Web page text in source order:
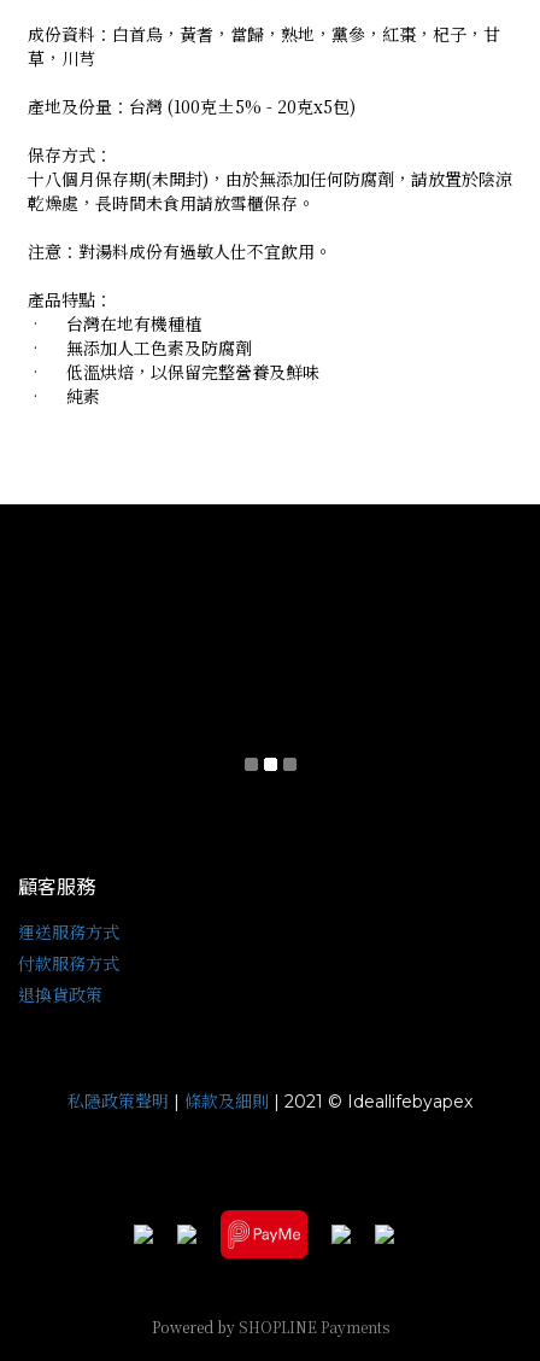
成份資料：白首烏，黃耆，當歸，熟地，黨參，紅棗，杞子，甘
草，川芎
產地及份量：台灣 (100克±5% - 20克x5包)
保存方式：
十八個月保存期(未開封)，由於無添加任何防腐劑，請放置於陰涼
乾燥處，長時間未食用請放雪櫃保存。
注意：對湯料成份有過敏人仕不宜飲用。
產品特點：
•
台灣在地有機種植
•
無添加人工色素及防腐劑
•
低溫烘焙，以保留完整營養及鮮味
•
純素
顧客服務
運送服務方式
付款服務方式
退換貨政策
私隱政策聲明 | 條款及細則 | 2021 © Ideallifebyapex
Powered by SHOPLINE Payments